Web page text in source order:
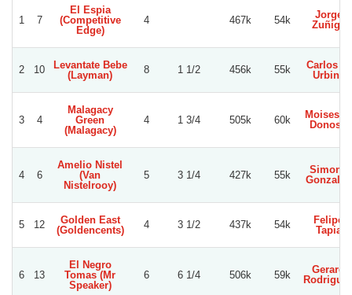
1 7
El Espia
(Competitive
Edge)
4 467k 54k
Jorge
Zuñiga
2 10
Levantate Bebe
(Layman)
8 1 1/2 456k 55k
Carlos E.
Urbina
3 4
Malagacy
Green
(Malagacy)
4 1 3/4 505k 60k
Moises A.
Donoso
4 6
Amelio Nistel
(Van
Nistelrooy)
5 3 1/4 427k 55k
Simond
Gonzalez
5 12
Golden East
(Goldencents)
4 3 1/2 437k 54k
Felipe
Tapia
6 13
El Negro
Tomas (Mr
Speaker)
6 6 1/4 506k 59k
Gerard